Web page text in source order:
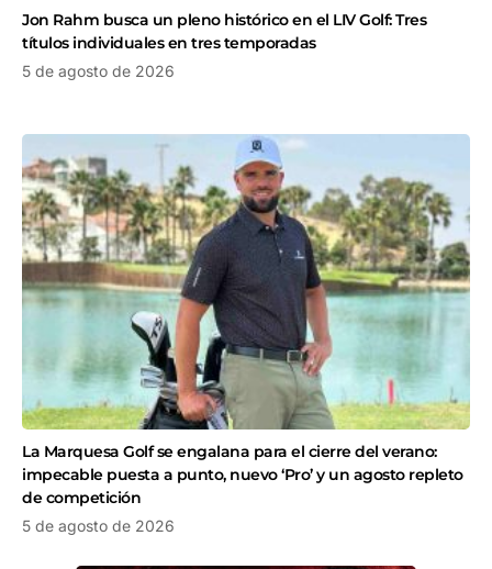
Jon Rahm busca un pleno histórico en el LIV Golf: Tres
títulos individuales en tres temporadas
5 de agosto de 2026
La Marquesa Golf se engalana para el cierre del verano:
impecable puesta a punto, nuevo ‘Pro’ y un agosto repleto
de competición
5 de agosto de 2026